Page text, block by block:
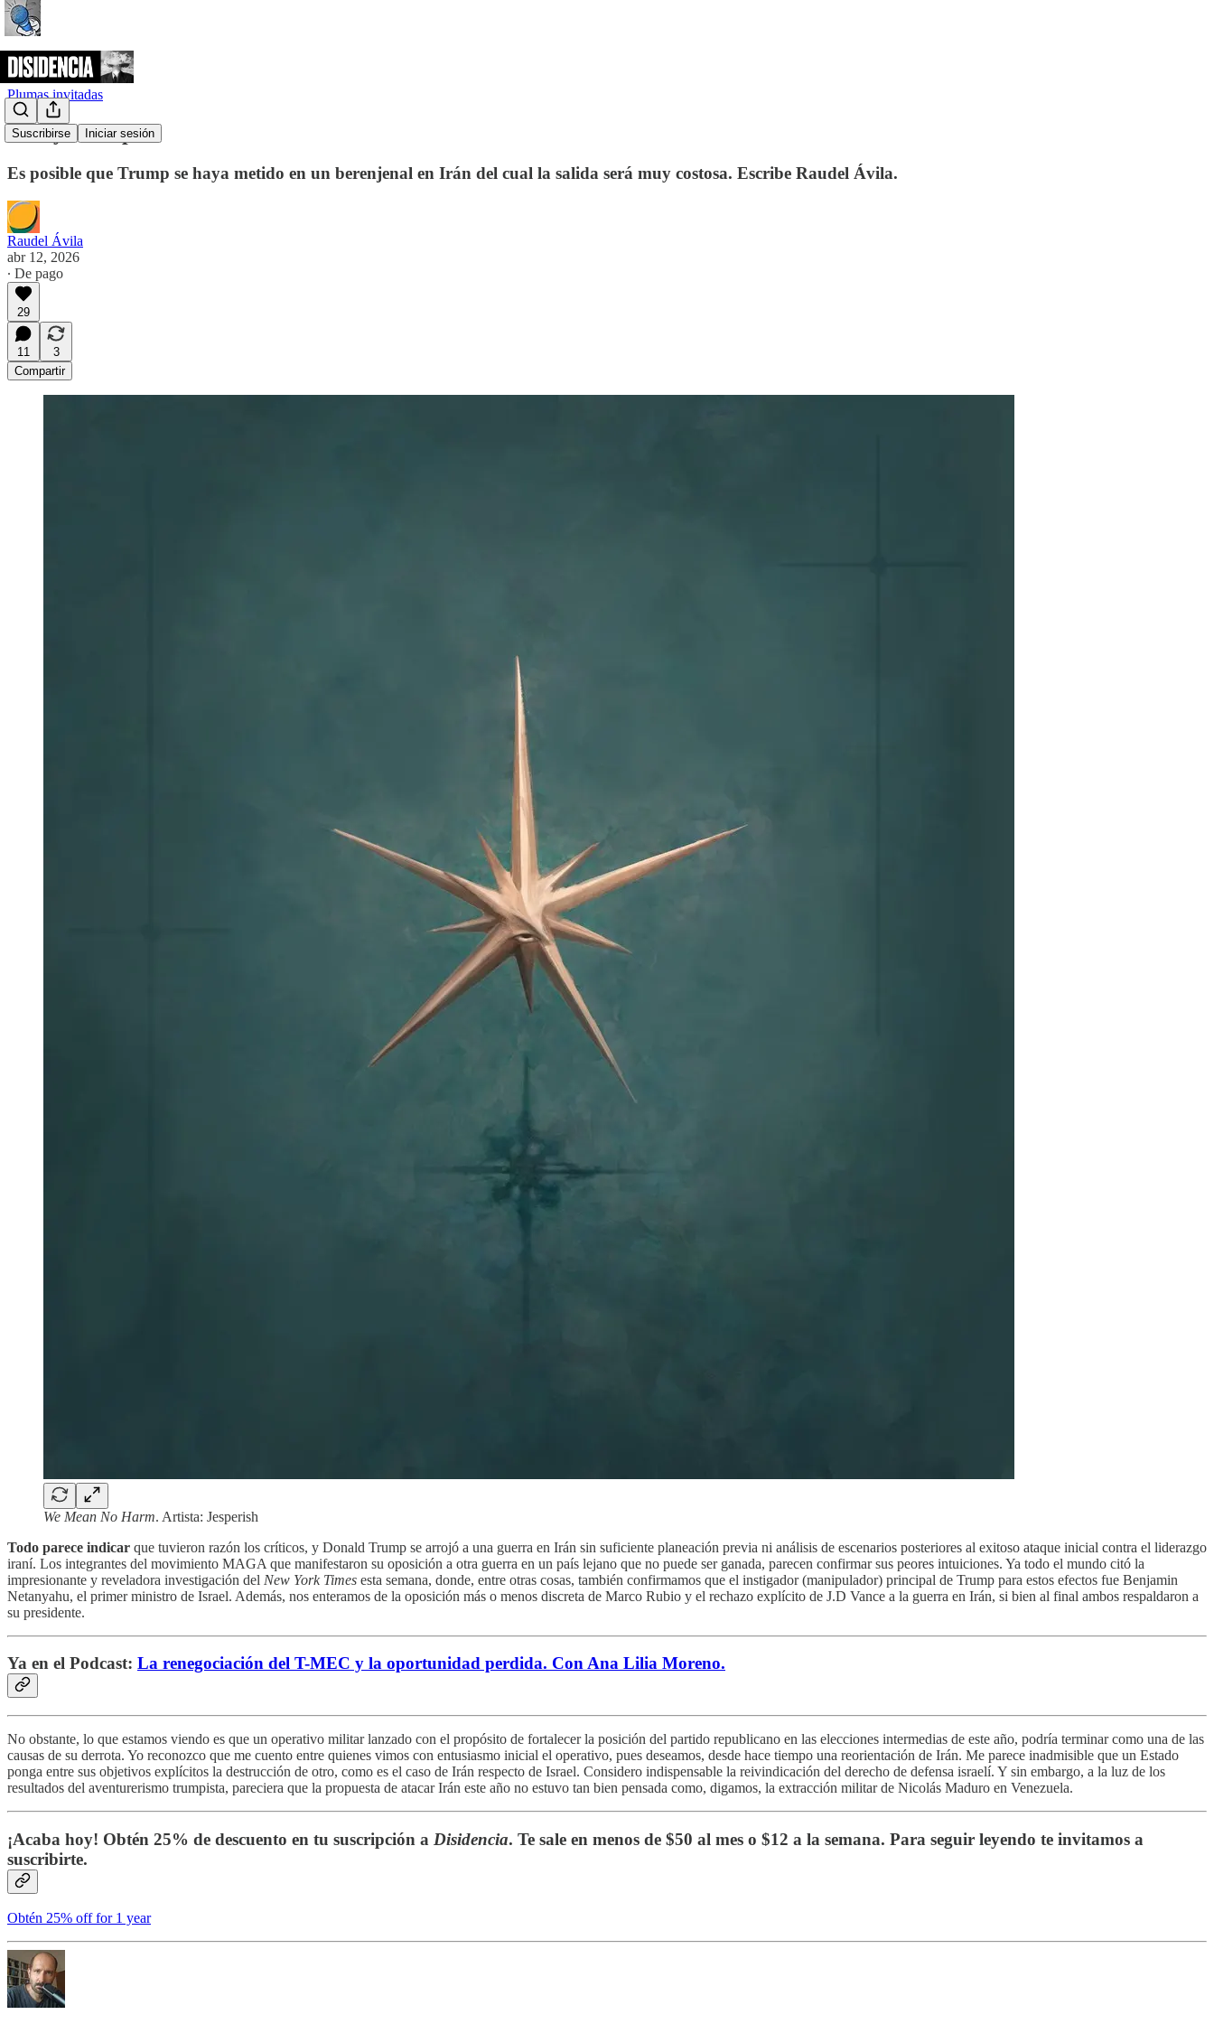
Suscribirse Iniciar sesión
Plumas invitadas
Irán y Trump
Es posible que Trump se haya metido en un berenjenal en Irán del cual la salida será muy costosa. Escribe Raudel Ávila.
Raudel Ávila
abr 12, 2026
∙ De pago
29
11
3
Compartir
We Mean No Harm. Artista: Jesperish
Todo parece indicar que tuvieron razón los críticos, y Donald Trump se arrojó a una guerra en Irán sin suficiente planeación previa ni análisis de escenarios posteriores al exitoso ataque inicial contra el liderazgo
iraní. Los integrantes del movimiento MAGA que manifestaron su oposición a otra guerra en un país lejano que no puede ser ganada, parecen confirmar sus peores intuiciones. Ya todo el mundo citó la
impresionante y reveladora investigación del New York Times esta semana, donde, entre otras cosas, también confirmamos que el instigador (manipulador) principal de Trump para estos efectos fue Benjamin
Netanyahu, el primer ministro de Israel. Además, nos enteramos de la oposición más o menos discreta de Marco Rubio y el rechazo explícito de J.D Vance a la guerra en Irán, si bien al final ambos respaldaron a
su presidente.
Ya en el Podcast: La renegociación del T-MEC y la oportunidad perdida. Con Ana Lilia Moreno.
No obstante, lo que estamos viendo es que un operativo militar lanzado con el propósito de fortalecer la posición del partido republicano en las elecciones intermedias de este año, podría terminar como una de las
causas de su derrota. Yo reconozco que me cuento entre quienes vimos con entusiasmo inicial el operativo, pues deseamos, desde hace tiempo una reorientación de Irán. Me parece inadmisible que un Estado
ponga entre sus objetivos explícitos la destrucción de otro, como es el caso de Irán respecto de Israel. Considero indispensable la reivindicación del derecho de defensa israelí. Y sin embargo, a la luz de los
resultados del aventurerismo trumpista, pareciera que la propuesta de atacar Irán este año no estuvo tan bien pensada como, digamos, la extracción militar de Nicolás Maduro en Venezuela.
¡Acaba hoy! Obtén 25% de descuento en tu suscripción a Disidencia. Te sale en menos de $50 al mes o $12 a la semana. Para seguir leyendo te invitamos a
suscribirte.
Obtén 25% off for 1 year